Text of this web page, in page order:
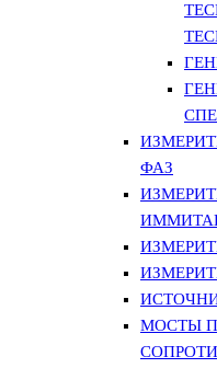
ФАЗ
МОСТЫ